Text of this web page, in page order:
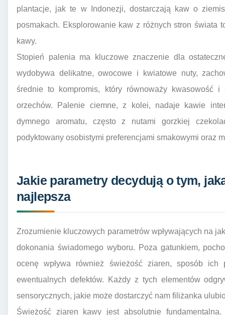
plantacje, jak te w Indonezji, dostarczają kaw o
posmakach. Eksplorowanie kaw z różnych stron świata
kawy.
Stopień palenia ma kluczowe znaczenie dla
wydobywa delikatne, owocowe i kwiatowe nuty,
średnie to kompromis, który równoważy kwasowość
orzechów. Palenie ciemne, z kolei, nadaje kawie
dymnego aromatu, często z nutami gorzkiej
podyktowany osobistymi preferencjami smakowymi oraz
Jakie parametry decydują o tym,
najlepsza
Zrozumienie kluczowych parametrów wpływających na
dokonania świadomego wyboru. Poza gatunkiem,
ocenę wpływa również świeżość ziaren, sposób ich
ewentualnych defektów. Każdy z tych elementów
sensorycznych, jakie może dostarczyć nam filiżanka
Świeżość ziaren kawy jest absolutnie